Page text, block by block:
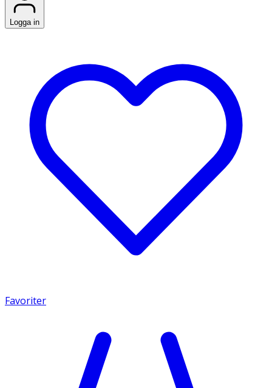
Logga in
Favoriter